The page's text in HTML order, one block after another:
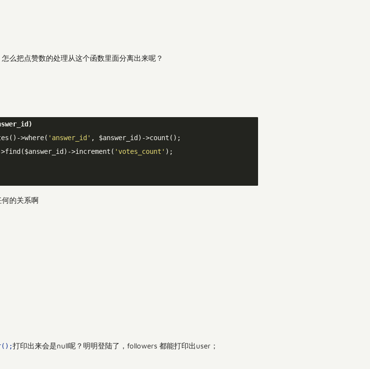
么把点赞数的处理从这个函数里面分离出来呢？
>where( 'answer_id' , $answer_id)->count();
>increment( 'votes_count' );
的关系啊
打印出来会是null呢？明明登陆了，followers 都能打印出user；